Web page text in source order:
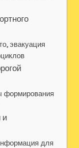
эвакуация
формирования
и
для